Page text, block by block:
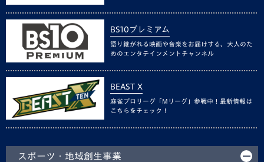
BS10プレミアム
語り継がれる映画や音楽をお届けする、大人のた
めのエンタテインメントチャンネル
BEAST X
麻雀プロリーグ「Mリーグ」参戦中！最新情報は
こちらをチェック！
スポーツ・地域創生事業